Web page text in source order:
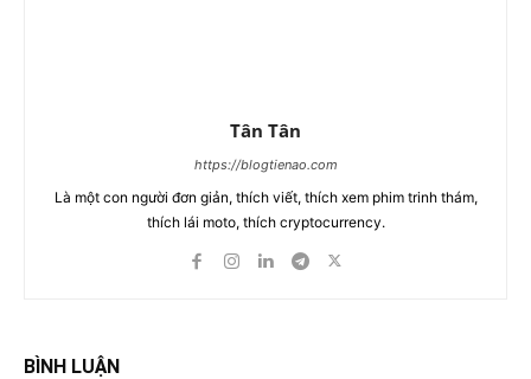
Tân Tân
https://blogtienao.com
Là một con người đơn giản, thích viết, thích xem phim trinh thám,
thích lái moto, thích cryptocurrency.
BÌNH LUẬN